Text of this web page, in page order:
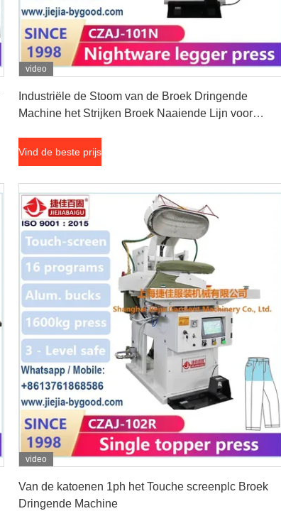
video
Industriële de Stoom van de Broek Dringende
Machine het Strijken Broek Naaiende Lijn voor
Vind de beste prijs
video
Van de katoenen 1ph het Touche screenplc Broek
Dringende Machine